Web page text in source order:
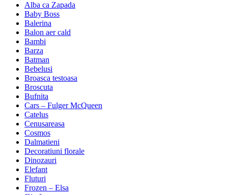
Alba ca Zapada
Baby Boss
Balerina
Balon aer cald
Bambi
Barza
Batman
Bebelusi
Broasca testoasa
Broscuta
Bufnita
Cars – Fulger McQueen
Catelus
Cenusareasa
Cosmos
Dalmatieni
Decoratiuni florale
Dinozauri
Elefant
Fluturi
Frozen – Elsa